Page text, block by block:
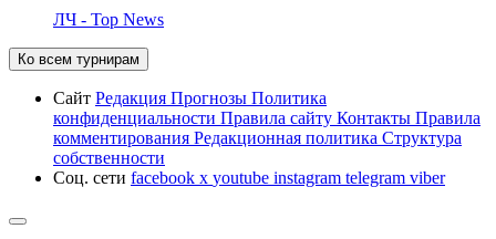
ЛЧ - Top News
Ко всем турнирам
Сайт Редакция Прогнозы Политика
конфиденциальности Правила сайту Контакты Правила
комментирования Редакционная политика Структура
собственности
Соц. сети facebook x youtube instagram telegram viber